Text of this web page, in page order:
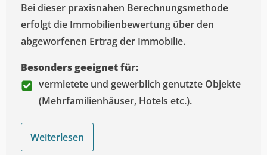
Bei dieser praxisnahen Berechnungsmethode
erfolgt die Immobilienbewertung über den
abgeworfenen Ertrag der Immobilie.
Besonders geeignet für:
vermietete und gewerblich genutzte Objekte
(Mehrfamilienhäuser, Hotels etc.).
Weiterlesen